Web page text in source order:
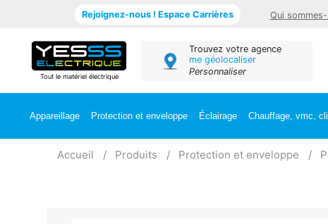
Rejoignez-nous ! Espace Carrières Qui
Tout le matériel électrique
Trouvez votre agence
me géolocaliser
Personnaliser
Appareillage Protection et enveloppe Éclairage Chauffage, vmc,
Accueil Produits Protection et enveloppe